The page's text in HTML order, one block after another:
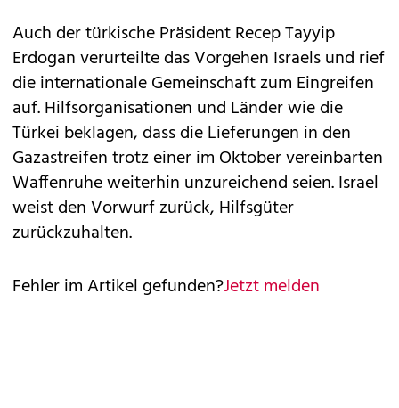
Auch der türkische Präsident Recep Tayyip
Erdogan verurteilte das Vorgehen Israels und rief
die internationale Gemeinschaft zum Eingreifen
auf. Hilfsorganisationen und Länder wie die
Türkei beklagen, dass die Lieferungen in den
Gazastreifen trotz einer im Oktober vereinbarten
Waffenruhe weiterhin unzureichend seien. Israel
weist den Vorwurf zurück, Hilfsgüter
zurückzuhalten.
Fehler im Artikel gefunden?Jetzt melden